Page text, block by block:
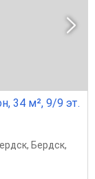
34 м², 9/9 эт.
, Бердск,